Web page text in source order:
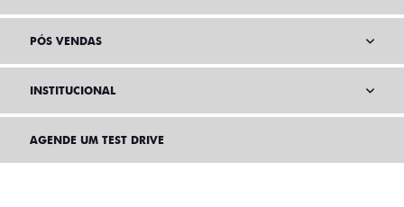
PÓS VENDAS
INSTITUCIONAL
AGENDE UM TEST DRIVE